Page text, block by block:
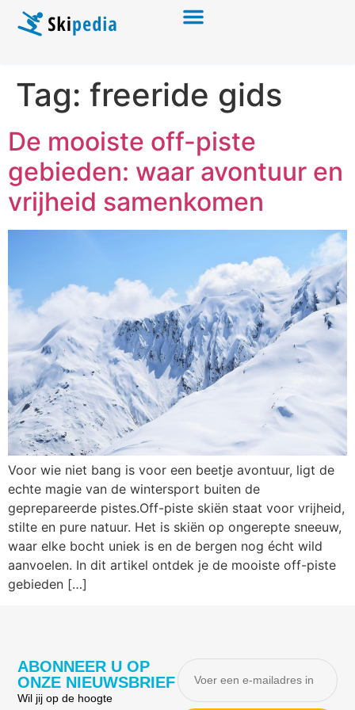
Tag: freeride gids
De mooiste off-piste
gebieden: waar avontuur en
vrijheid samenkomen
Voor wie niet bang is voor een beetje avontuur, ligt de
echte magie van de wintersport buiten de
geprepareerde pistes.Off-piste skiën staat voor vrijheid,
stilte en pure natuur. Het is skiën op ongerepte sneeuw,
waar elke bocht uniek is en de bergen nog écht wild
aanvoelen. In dit artikel ontdek je de mooiste off-piste
gebieden […]
ABONNEER U OP
ONZE NIEUWSBRIEF
Wil jij op de hoogte